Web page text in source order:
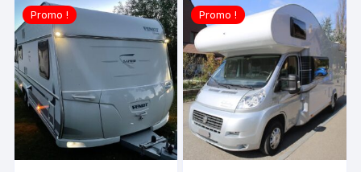
Promo ! Promo !